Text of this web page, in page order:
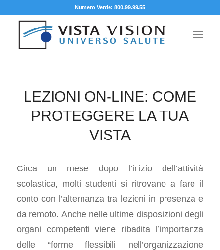
Numero Verde: 800.99.99.55
LEZIONI ON-LINE: COME
PROTEGGERE LA TUA
VISTA
Circa un mese dopo l’inizio dell’attività
scolastica, molti studenti si ritrovano a fare il
conto con l’alternanza tra lezioni in presenza e
da remoto. Anche nelle ultime disposizioni degli
organi competenti viene ribadita l’importanza
delle “forme flessibili nell’organizzazione